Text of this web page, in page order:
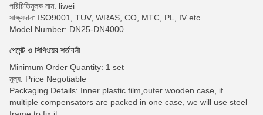
পরিচিতিমুলক নাম: liwei
সাক্ষ্যদান: ISO9001, TUV, WRAS, CO, MTC, PL, IV etc
Model Number: DN25-DN4000
পেমেন্ট ও শিপিংয়ের শর্তাবলী
Minimum Order Quantity: 1 set
মূল্য: Price Negotiable
Packaging Details: Inner plastic film,outer wooden case, if
multiple compensators are packed in one case, we will use steel